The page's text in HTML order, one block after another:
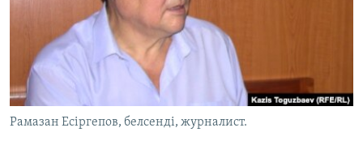
ЖАЗЫЛЫҢЫЗ
Басқа тілдерде
Рамазан Есіргепов, белсенді, журналист.